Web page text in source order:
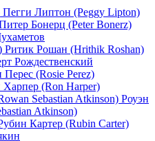
Пегги Липтон (Peggy Lipton)
Бонерц (Peter Bonerz)
Ритик Рошан (Hrithik Roshan)
Рождественский
Перес (Rosie Perez)
Харпер (Ron Harper)
Роуэн
Atkinson)
Картер (Rubin Carter)